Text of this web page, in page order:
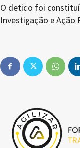
O detido foi
Investigação e Ação